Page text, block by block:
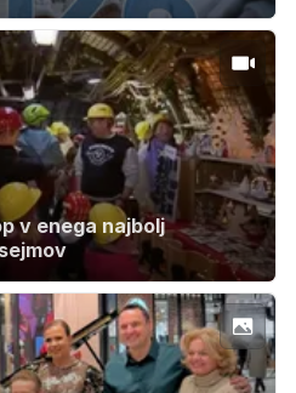
v enega najbolj